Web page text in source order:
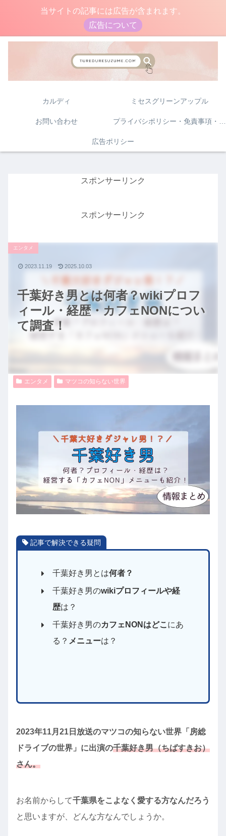
当サイトの記事には広告が含まれます。
広告について
カルディ ミセスグリーンアップル
お問い合わせ
広告ポリシー
スポンサーリンク
スポンサーリンク
千葉好き男とは何者？wikiプロフ
ィール・経歴・カフェNONについ
て調査！
エンタメ
2023.11.19 2025.10.03
エンタメ マツコの知らない世界
記事で解決できる疑問
千葉好き男とは何者？
千葉好き男のwikiプロフィールや経
歴は？
千葉好き男のカフェNONはどこ にあ
る？ メニューは？
2023年11月21日放送のマツコの知らない世界「房総
ドライブの世界」に出演の千葉好き男（ちばすきお）
さん。
お名前からして千葉県をこよなく愛する方なんだろう
と思いますが、どんな方なんでしょうか。